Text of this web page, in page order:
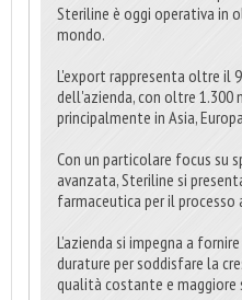
Steriline è oggi operativa in
mondo.
L'export rappresenta oltre
dell'azienda, con oltre
principalmente in Asia,
Con un particolare focus su
avanzata, Steriline si
farmaceutica per il processo
L’azienda si impegna a
durature per soddisfare la
qualità costante e